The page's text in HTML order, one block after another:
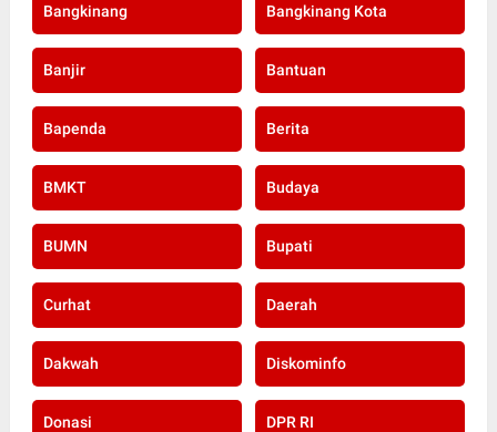
Bangkinang Bangkinang Kota
Banjir Bantuan
Bapenda Berita
BMKT Budaya
BUMN Bupati
Curhat Daerah
Dakwah Diskominfo
Donasi DPR RI